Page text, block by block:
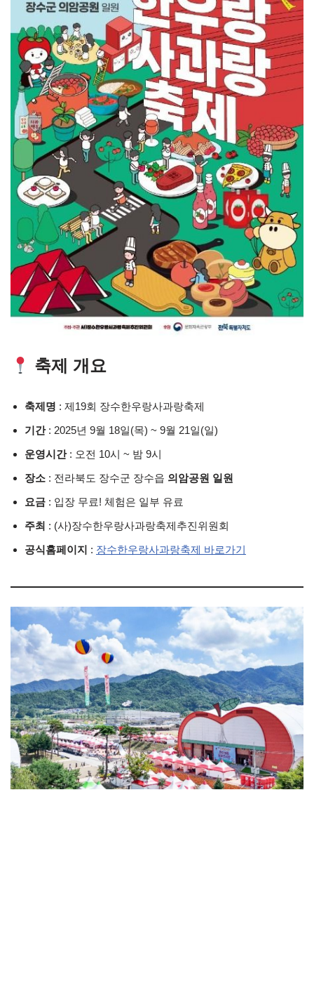
축제 개요
축제명 : 제19회 장수한우랑사과랑축제
기간: 2025년 9월 18일(목) ~ 9월 21일(일)
운영시간: 오전 10시 ~ 밤 9시
장소 : 전라북도 장수군 장수읍 의암공원 일원
요금 : 입장 무료! 체험은 일부 유료
주최 : (사)장수한우랑사과랑축제추진위원회
공식홈페이지 : 장수한우랑사과랑축제 바로가기